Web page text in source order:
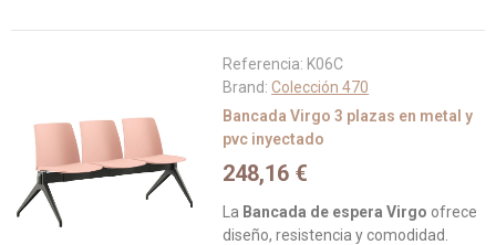
Referencia: K06C
Brand:Colección 470
Bancada Virgo 3 plazas en metal y
pvc inyectado
248,16 €
La Bancada de espera Virgo ofrece
diseño, resistencia y comodidad.